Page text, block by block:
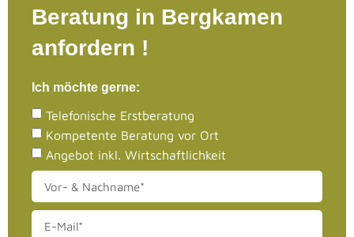
Beratung in Bergkamen
anfordern !
Ich möchte gerne:
Telefonische Erstberatung
Kompetente Beratung vor Ort
Angebot inkl. Wirtschaftlichkeit